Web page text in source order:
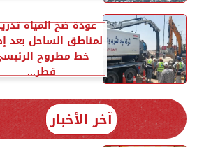
عودة ضخ المياه
لمناطق الساحل بعد
خط مطروح
قطر...
آخر الأخبار